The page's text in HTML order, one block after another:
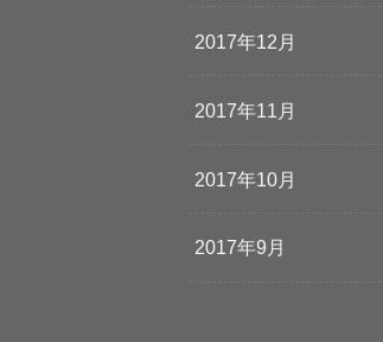
2017年12月
2017年11月
2017年10月
2017年9月